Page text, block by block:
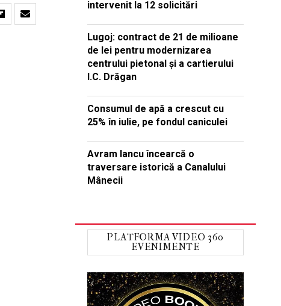
intervenit la 12 solicitări
Lugoj: contract de 21 de milioane
de lei pentru modernizarea
centrului pietonal și a cartierului
I.C. Drăgan
Consumul de apă a crescut cu
25% în iulie, pe fondul caniculei
Avram Iancu încearcă o
traversare istorică a Canalului
Mânecii
PLATFORMA VIDEO 360
EVENIMENTE